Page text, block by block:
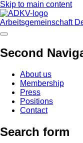
Skip to main content
Arbeitsgemeinschaft
Second
About us
Membership
Press
Positions
Contact
Search form